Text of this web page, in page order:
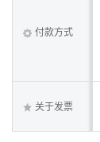
付款方式
关于发票